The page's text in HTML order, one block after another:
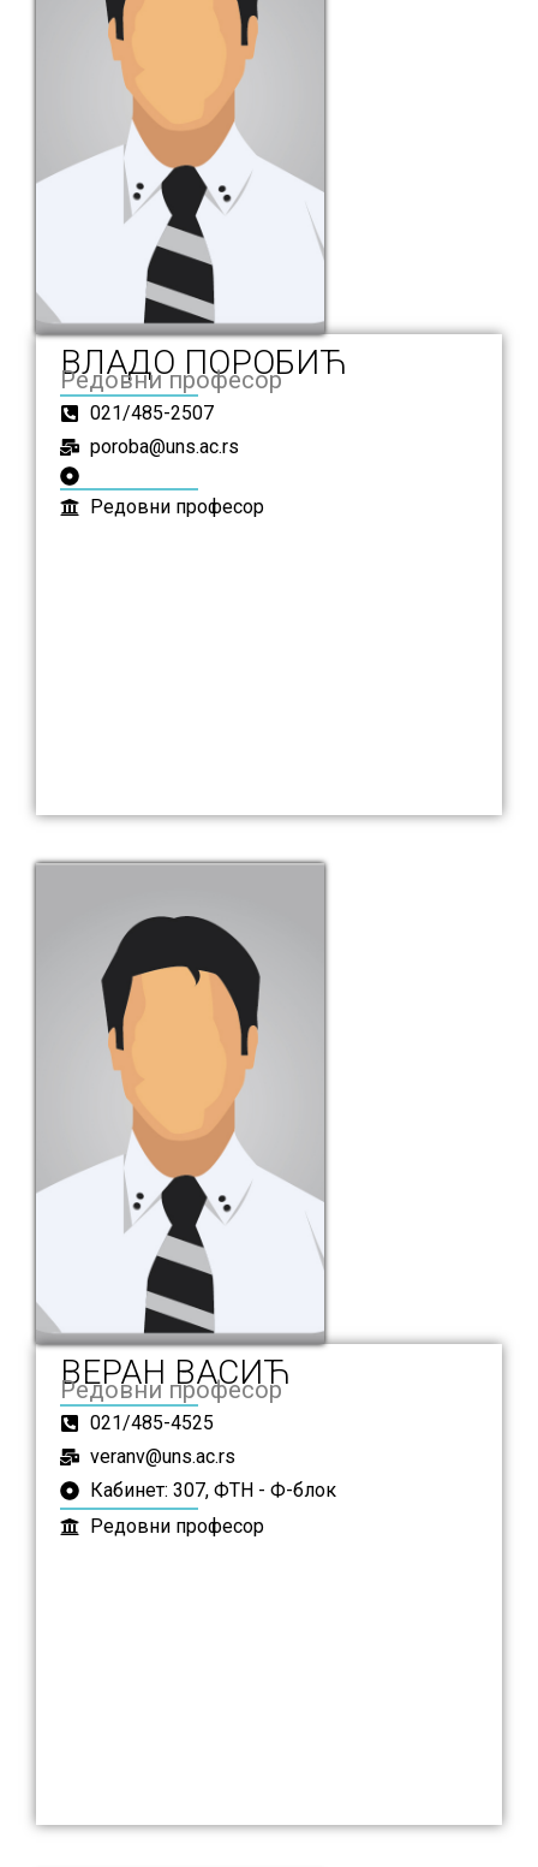
ВЛАДО ПОРОБИЋ
Редовни професор
021/485-2507
poroba@uns.ac.rs
Редовни професор
ВЕРАН ВАСИЋ
Редовни професор
021/485-4525
veranv@uns.ac.rs
Кабинет: 307, ФТН - Ф-блок
Редовни професор